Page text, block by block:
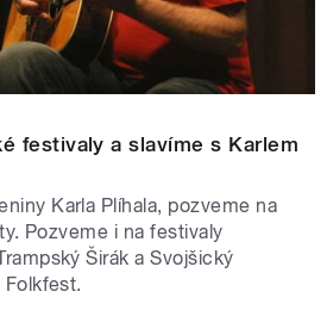
festivaly a slavíme s Karlem
Karla Plíhala, pozveme na
Pozveme i na festivaly
Širák a Svojšický